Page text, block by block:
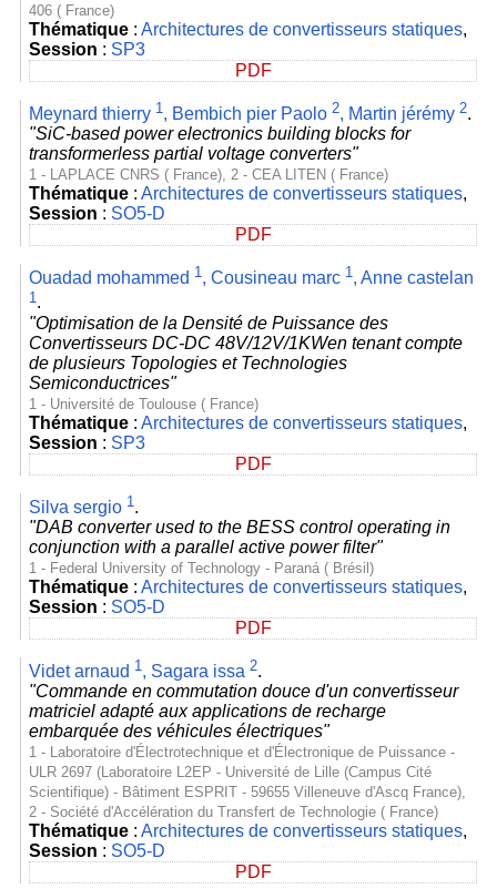
406 ( France)
Thématique: Architectures de convertisseurs statiques,
Session : SP3
PDF
Meynard thierry 1, Bembich pier Paolo 2, Martin jérémy 2.
"SiC-based power electronics building blocks for
transformerless partial voltage converters"
1 - LAPLACE CNRS ( France), 2 - CEA LITEN ( France)
Thématique: Architectures de convertisseurs statiques,
Session : SO5-D
PDF
Ouadad mohammed 1, Cousineau marc 1, Anne castelan
1.
"Optimisation de la Densité de Puissance des
Convertisseurs DC-DC 48V/12V/1KWen tenant compte
de plusieurs Topologies et Technologies
Semiconductrices"
1 - Université de Toulouse ( France)
Thématique: Architectures de convertisseurs statiques,
Session : SP3
PDF
Silva sergio 1.
"DAB converter used to the BESS control operating in
conjunction with a parallel active power filter"
1 - Federal University of Technology - Paraná ( Brésil)
Thématique: Architectures de convertisseurs statiques,
Session : SO5-D
PDF
Videt arnaud 1, Sagara issa 2.
"Commande en commutation douce d'un convertisseur
matriciel adapté aux applications de recharge
embarquée des véhicules électriques"
1 - Laboratoire d'Électrotechnique et d'Électronique de Puissance -
ULR 2697 (Laboratoire L2EP - Université de Lille (Campus Cité
Scientifique) - Bâtiment ESPRIT - 59655 Villeneuve d'Ascq France),
2 - Société d'Accélération du Transfert de Technologie ( France)
Thématique: Architectures de convertisseurs statiques,
Session : SO5-D
PDF